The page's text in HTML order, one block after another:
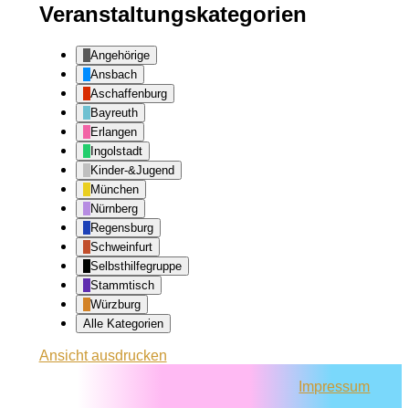
Veranstaltungskategorien
Angehörige
Ansbach
Aschaffenburg
Bayreuth
Erlangen
Ingolstadt
Kinder-&Jugend
München
Nürnberg
Regensburg
Schweinfurt
Selbsthilfegruppe
Stammtisch
Würzburg
Alle Kategorien
Ansichtausdrucken
Impressum